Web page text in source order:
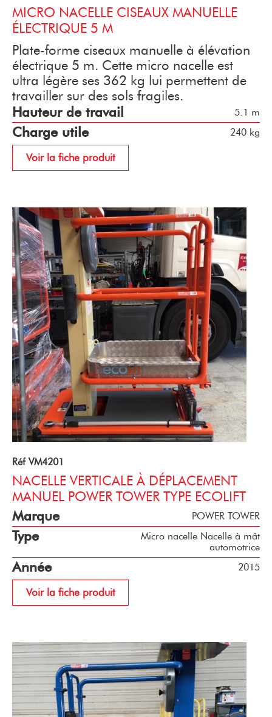
MICRO NACELLE CISEAUX MANUELLE
ÉLECTRIQUE 5 M
Plate-forme ciseaux manuelle à élévation
électrique 5 m. Cette micro nacelle est
ultra légère ses 362 kg lui permettent de
travailler sur des sols fragiles.
Hauteur de travail
5.1 m
Charge utile 240 kg
Voir la fiche produit
Réf VM4201
NACELLE VERTICALE À DÉPLACEMENT
MANUEL POWER TOWER TYPE ECOLIFT
Marque
POWER TOWER
Type
Micro nacelle Nacelle à mât
automotrice
Année 2015
Voir la fiche produit